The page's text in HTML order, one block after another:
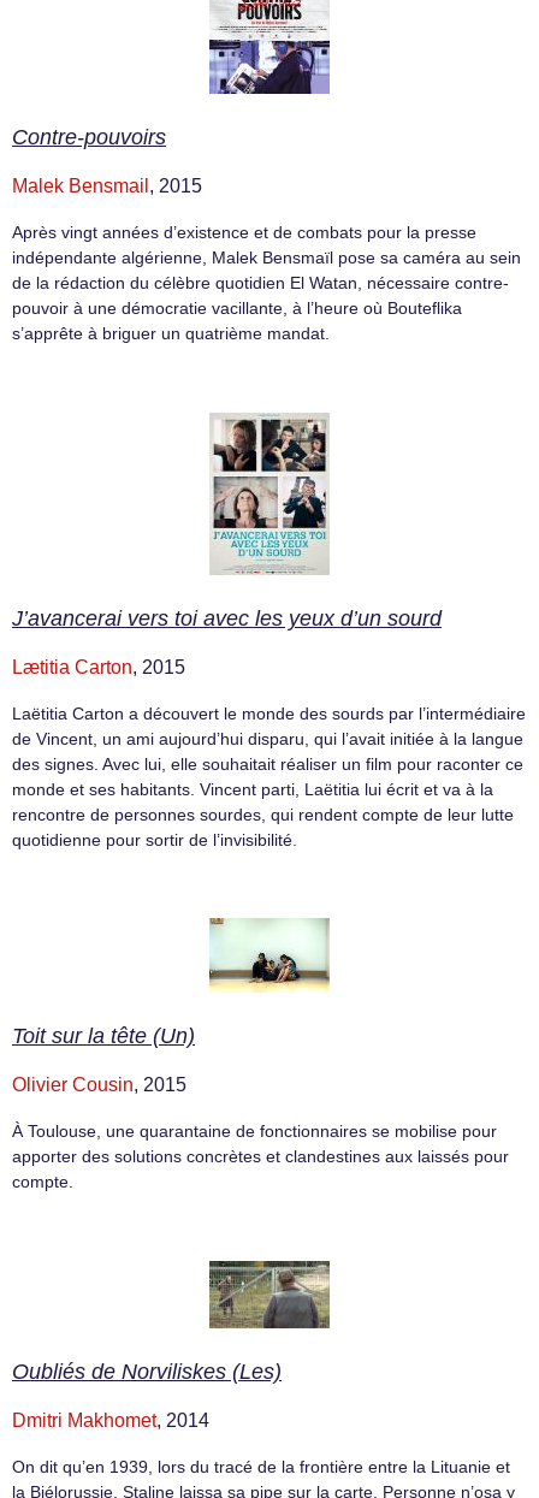
Contre-pouvoirs
Malek Bensmail , 2015
Après vingt années d’existence et de combats pour la presse
indépendante algérienne, Malek Bensmaïl pose sa caméra au sein
de la rédaction du célèbre quotidien El Watan, nécessaire contre-
pouvoir à une démocratie vacillante, à l’heure où Bouteflika
s’apprête à briguer un quatrième mandat.
J’avancerai vers toi avec les yeux d’un sourd
Lætitia Carton, 2015
Laëtitia Carton a découvert le monde des sourds par l’intermédiaire
de Vincent, un ami aujourd’hui disparu, qui l’avait initiée à la langue
des signes. Avec lui, elle souhaitait réaliser un film pour raconter ce
monde et ses habitants. Vincent parti, Laëtitia lui écrit et va à la
rencontre de personnes sourdes, qui rendent compte de leur lutte
quotidienne pour sortir de l’invisibilité.
Toit sur la tête (Un)
Olivier Cousin, 2015
À Toulouse, une quarantaine de fonctionnaires se mobilise pour
apporter des solutions concrètes et clandestines aux laissés pour
compte.
Oubliés de Norviliskes (Les)
Dmitri Makhomet, 2014
On dit qu’en 1939, lors du tracé de la frontière entre la Lituanie et
la Biélorussie, Staline laissa sa pipe sur la carte. Personne n’osa y